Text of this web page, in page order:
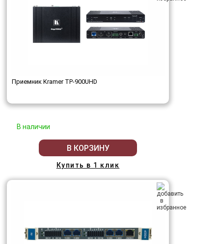
Приемник Kramer TP-900UHD
В наличии
В КОРЗИНУ
Купить в 1 клик